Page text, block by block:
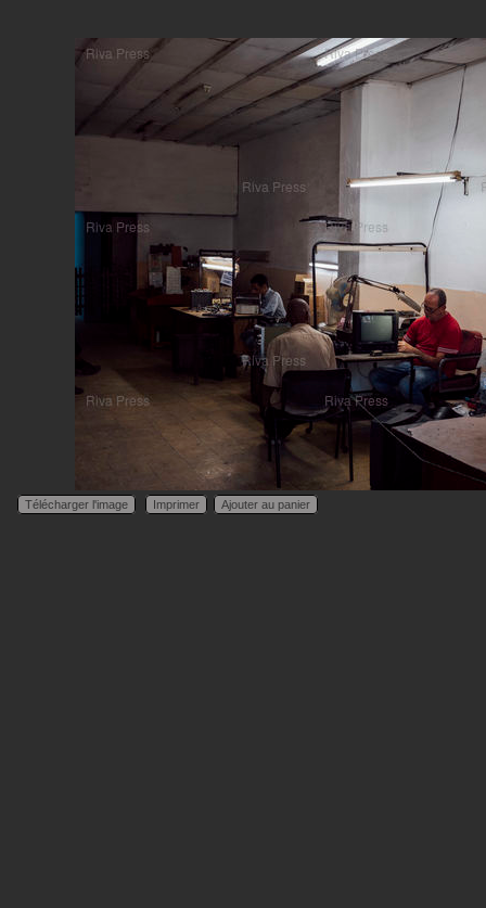
Télécharger l'image Imprimer Ajouter au panier